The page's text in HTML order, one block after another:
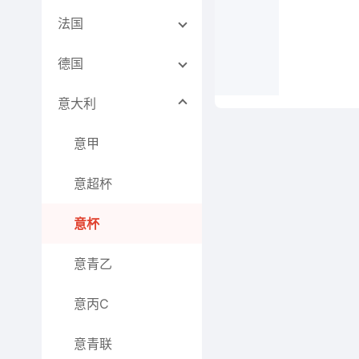
法国
德国
意大利
意甲
意超杯
意杯
意青乙
意丙C
意青联